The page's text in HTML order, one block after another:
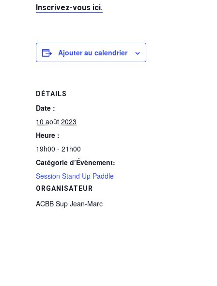
Inscrivez-vous ici.
Ajouter au calendrier
DÉTAILS
Date :
10 août 2023
Heure :
19h00 - 21h00
Catégorie d’Évènement:
Session Stand Up Paddle
ORGANISATEUR
ACBB Sup Jean-Marc